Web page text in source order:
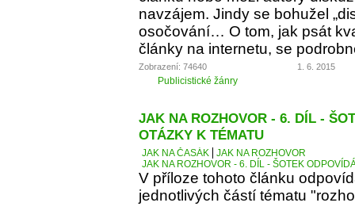
navzájem. Jindy se bohužel
osočování… O tom, jak psát
články na internetu, se
Zobrazení: 74640 1. 6. 2015
Publicistické žánry
JAK NA ROZHOVOR - 6. DÍL -
OTÁZKY K TÉMATU
JAK NA ČASÁK
JAK NA ROZHOVOR
JAK NA ROZHOVOR - 6. DÍL - ŠOTEK
V příloze tohoto článku
jednotlivých částí tématu